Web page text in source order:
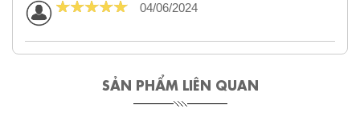
04/06/2024
SẢN PHẨM LIÊN QUAN